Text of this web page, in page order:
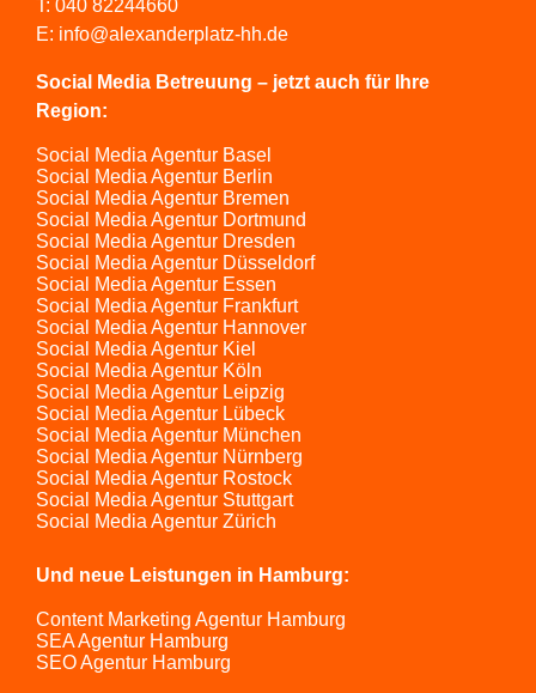
T: 040 82244660
E: info@alexanderplatz-hh.de
Social Media Betreuung – jetzt auch für Ihre
Region:
Social Media Agentur Basel
Social Media Agentur Berlin
Social Media Agentur Bremen
Social Media Agentur Dortmund
Social Media Agentur Dresden
Social Media Agentur Düsseldorf
Social Media Agentur Essen
Social Media Agentur Frankfurt
Social Media Agentur Hannover
Social Media Agentur Kiel
Social Media Agentur Köln
Social Media Agentur Leipzig
Social Media Agentur Lübeck
Social Media Agentur München
Social Media Agentur Nürnberg
Social Media Agentur Rostock
Social Media Agentur Stuttgart
Social Media Agentur Zürich
Und neue Leistungen in Hamburg:
Content Marketing Agentur Hamburg
SEA Agentur Hamburg
SEO Agentur Hamburg